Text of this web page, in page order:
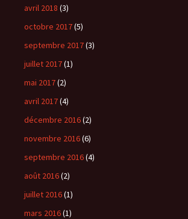
avril 2018 (3)
octobre 2017(5)
septembre 2017(3)
juillet 2017(1)
mai 2017(2)
avril 2017(4)
décembre 2016(2)
novembre 2016(6)
septembre 2016(4)
août 2016(2)
juillet 2016(1)
mars 2016(1)